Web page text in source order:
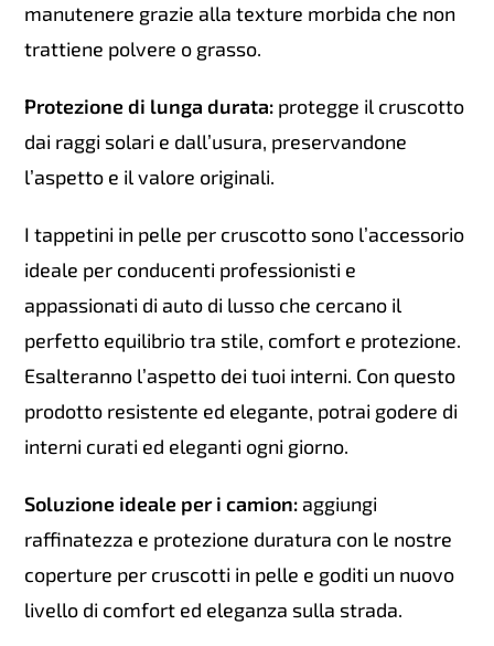
manutenere grazie alla texture morbida che non
trattiene polvere o grasso.
Protezione di lunga durata: protegge il cruscotto
dai raggi solari e dall’usura, preservandone
l’aspetto e il valore originali.
I tappetini in pelle per cruscotto sono l’accessorio
ideale per conducenti professionisti e
appassionati di auto di lusso che cercano il
perfetto equilibrio tra stile, comfort e protezione.
Esalteranno l’aspetto dei tuoi interni. Con questo
prodotto resistente ed elegante, potrai godere di
interni curati ed eleganti ogni giorno.
Soluzione ideale per i camion: aggiungi
raffinatezza e protezione duratura con le nostre
coperture per cruscotti in pelle e goditi un nuovo
livello di comfort ed eleganza sulla strada.